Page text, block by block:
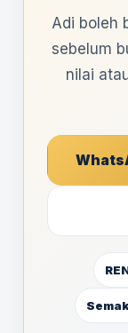
Adi boleh
sebelum
nilai